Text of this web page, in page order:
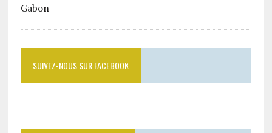
SUIVEZ-NOUS SUR FACEBOOK